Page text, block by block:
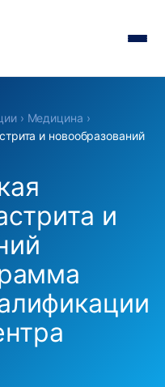
› Медицина ›
и новообразований
и